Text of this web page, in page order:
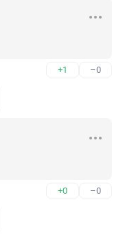
+1 –0
+0 –0